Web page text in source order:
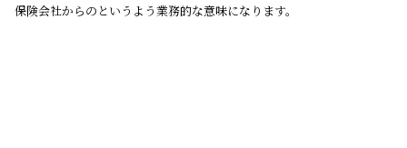
保険会社からのというよう業務的な意味になります。